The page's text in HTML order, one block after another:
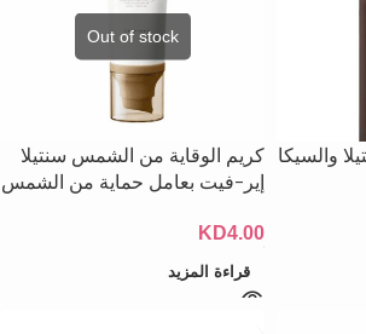
والسيكا كريم الوقاية من الشمس سنتيلا
إير-فيت بعامل حماية من الشمس
KD4.00
قراءة المزيد